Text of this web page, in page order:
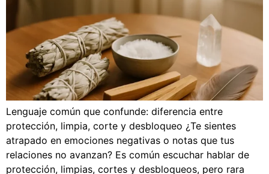
Lenguaje común que confunde: diferencia entre
protección, limpia, corte y desbloqueo ¿Te sientes
atrapado en emociones negativas o notas que tus
relaciones no avanzan? Es común escuchar hablar de
protección, limpias, cortes y desbloqueos, pero rara